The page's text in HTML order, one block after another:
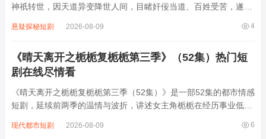
神祇转世，因天道异变降世人间，目睹奸佞当道、百姓受苦，遂以
谋，从揭露科举舞弊到平定边疆叛乱，一路破除重重阻碍。剧中既
4
悬疑探秘短剧 2026-08-09
《晴天离开之栀栀复栀栀第三季》（52集）热门短
剧在线尽情看
《晴天离开之栀栀复栀栀第三季（52集）》是一部52集的都市情感
短剧，延续前两季的温情与波折，讲述女主角栀栀在经历事业低谷
爱晴天。两人在相处中逐渐解开误会，晴天默默守护栀栀创业开咖
6
现代都市短剧 2026-08-09